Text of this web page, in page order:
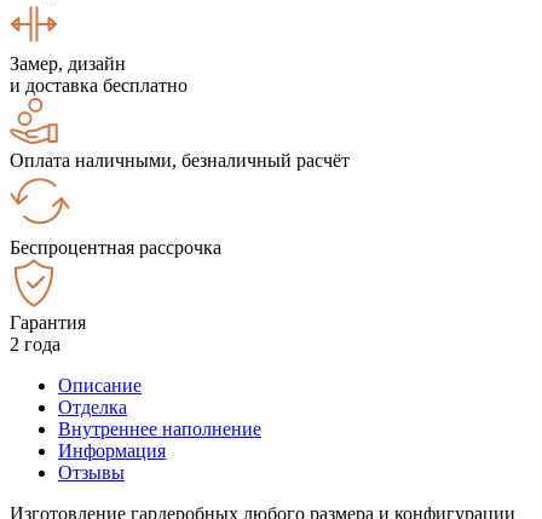
Замер, дизайн
и доставка бесплатно
Оплата наличными, безналичный расчёт
Беспроцентная рассрочка
Гарантия
2 года
Описание
Отделка
Внутреннее наполнение
Информация
Отзывы
Изготовление гардеробных любого размера и конфигурации